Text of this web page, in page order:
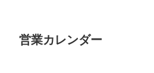
営業カレンダー